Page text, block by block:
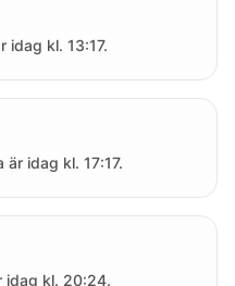
idag kl. 13:17.
idag kl. 17:17.
idag kl. 20:24.